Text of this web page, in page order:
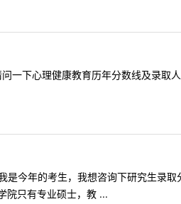
下心理健康教育历年分数线及录取
今年的考生，我想咨询下研究生录取
院只有专业硕士，教 ...